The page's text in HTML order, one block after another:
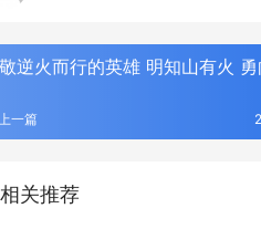
逆火而行的英雄 明知山有火
一篇
相关推荐